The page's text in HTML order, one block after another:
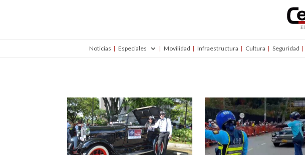
Noticias Especiales Movilidad Infraestructura Cultura Seguridad